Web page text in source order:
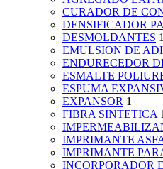
CURADOR DE
DENSIFICADOR
DESMOLDANTES
EMULSION DE
ENDURECEDOR
ESMALTE
ESPUMA
EXPANSOR 1
FIBRA SINTETICA 1
IMPRIMANTE
IMPRIMANTE
INCORPORADOR